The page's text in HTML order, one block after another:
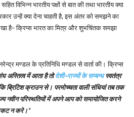
विभिन्न भारतीय पक्षों से बात की तथा भारतीय क्या
उन्हें क्या देना चाहती है, इस अंतर को समझने का
है- क्रिप्स भारत का मित्र और शुभचिंतक समझा
मण्डल के प्रतिनिधि मण्डल से वार्ता की। क्रिप्स
अस्तित्व में आता है तोदेशी-राज्यों के सम्बन्धस्वतंत्र
ब्रिटिश क्राउन से। परमोच्चता वाली संधियां तब तक
नवीन परिस्थतियों में अपने आप को समायोजित करने
न करे।’